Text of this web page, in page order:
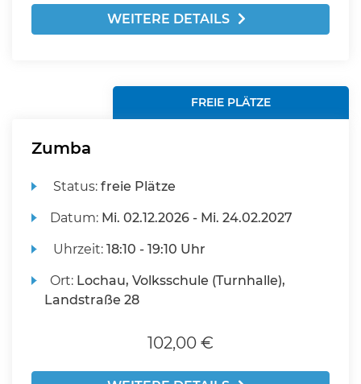
WEITERE DETAILS
FREIE PLÄTZE
Zumba
Status:freie Plätze
Datum: Mi. 02.12.2026 - Mi. 24.02.2027
Uhrzeit:18:10 - 19:10 Uhr
Ort: Lochau, Volksschule (Turnhalle),
Landstraße 28
102,00 €